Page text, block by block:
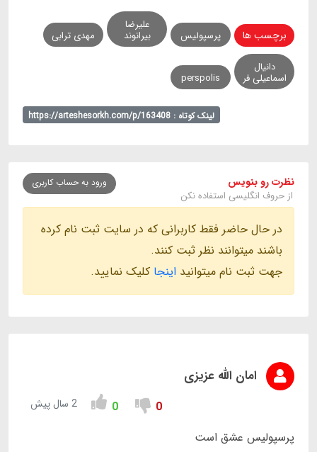
برچسب ها پرسپولیس
علیرضا
بیرانوند مهدی ترابی
دانیال
اسماعیلی فر perspolis
لینک کوتاه : https://arteshesorkh.com/p/163408
نظرت رو بنویس
از حروف انگلیسی استفاده نکن
ورود به حساب کاربری
در حال حاضر فقط کاربرانی که در سایت ثبت نام کرده
باشند میتوانند نظر ثبت کنند.
جهت ثبت نام میتوانید اینجا کلیک نمایید.
امان الله عزیزی
0
0 2 سال پیش
پرسپولیس عشق است